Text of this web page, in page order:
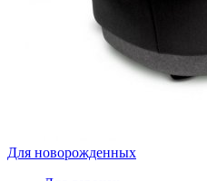
Для новорожденных